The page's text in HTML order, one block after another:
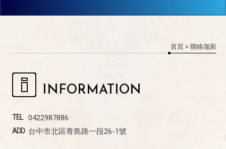
首頁 > 聯絡珈新
INFORMATION
0422987886
台中市北區青島路一段26-1號